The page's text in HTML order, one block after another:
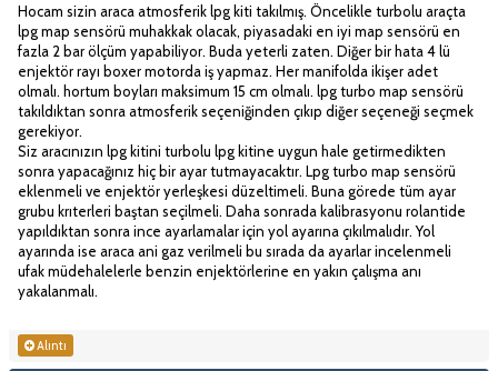
Hocam sizin araca atmosferik lpg kiti takılmış. Öncelikle turbolu araçta
lpg map sensörü muhakkak olacak, piyasadaki en iyi map sensörü en
fazla 2 bar ölçüm yapabiliyor. Buda yeterli zaten. Diğer bir hata 4 lü
enjektör rayı boxer motorda iş yapmaz. Her manifolda ikişer adet
olmalı. hortum boyları maksimum 15 cm olmalı. lpg turbo map sensörü
takıldıktan sonra atmosferik seçeniğinden çıkıp diğer seçeneği seçmek
gerekiyor.
Siz aracınızın lpg kitini turbolu lpg kitine uygun hale getirmedikten
sonra yapacağınız hiç bir ayar tutmayacaktır. Lpg turbo map sensörü
eklenmeli ve enjektör yerleşkesi düzeltimeli. Buna görede tüm ayar
grubu krıterleri baştan seçilmeli. Daha sonrada kalibrasyonu rolantide
yapıldıktan sonra ince ayarlamalar için yol ayarına çıkılmalıdır. Yol
ayarında ise araca ani gaz verilmeli bu sırada da ayarlar incelenmeli
ufak müdehalelerle benzin enjektörlerine en yakın çalışma anı
yakalanmalı.
Alıntı